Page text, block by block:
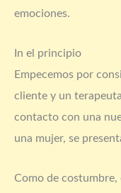
emociones.
In el principio
Empecemos por
cliente y un
contacto con una
una mujer, se
Como de costumbre,